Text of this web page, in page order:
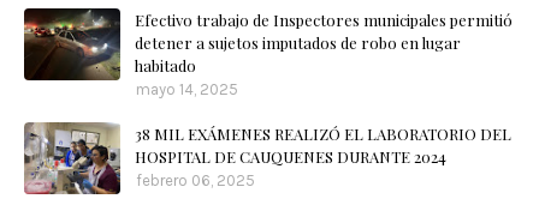
Efectivo trabajo de Inspectores municipales permitió
detener a sujetos imputados de robo en lugar
habitado
mayo 14, 2025
38 MIL EXÁMENES REALIZÓ EL LABORATORIO DEL
HOSPITAL DE CAUQUENES DURANTE 2024
febrero 06, 2025